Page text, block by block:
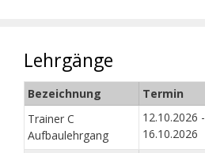
Lehrgänge
Bezeichnung Termin
Trainer C
Aufbaulehrgang
12.10.2026 -
16.10.2026